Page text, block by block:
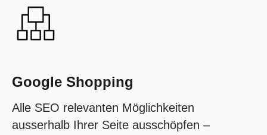
Google Shopping
Alle SEO relevanten Möglichkeiten
ausserhalb Ihrer Seite ausschöpfen –